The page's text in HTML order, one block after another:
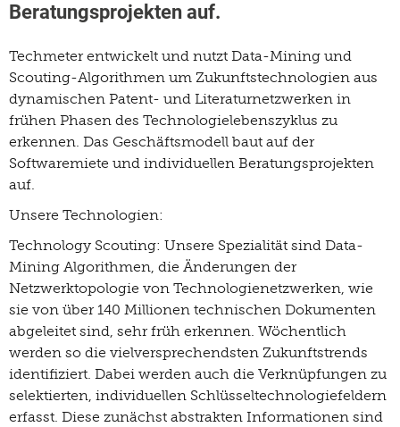
Beratungsprojekten auf.
Techmeter entwickelt und nutzt Data-Mining und
Scouting-Algorithmen um Zukunftstechnologien aus
dynamischen Patent- und Literaturnetzwerken in
frühen Phasen des Technologielebenszyklus zu
erkennen. Das Geschäftsmodell baut auf der
Softwaremiete und individuellen Beratungsprojekten
auf.
Unsere Technologien:
Technology Scouting: Unsere Spezialität sind Data-
Mining Algorithmen, die Änderungen der
Netzwerktopologie von Technologienetzwerken, wie
sie von über 140 Millionen technischen Dokumenten
abgeleitet sind, sehr früh erkennen. Wöchentlich
werden so die vielversprechendsten Zukunftstrends
identifiziert. Dabei werden auch die Verknüpfungen zu
selektierten, individuellen Schlüsseltechnologiefeldern
erfasst. Diese zunächst abstrakten Informationen sind